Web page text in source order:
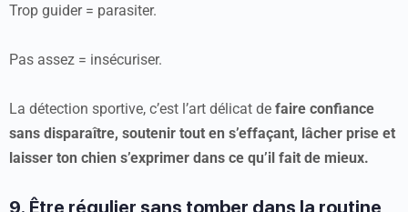
Trop guider = parasiter.
Pas assez = insécuriser.
La détection sportive, c’est l’art délicat de faire confiance
sans disparaître, soutenir tout en s’effaçant, lâcher prise et
laisser ton chien s’exprimer dans ce qu’il fait de mieux.